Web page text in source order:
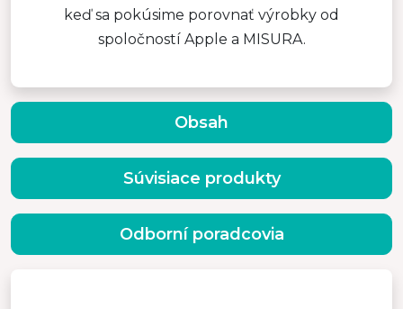
keď sa pokúsime porovnať výrobky od
spoločností Apple a MISURA.
Obsah
Súvisiace produkty
Odborní poradcovia